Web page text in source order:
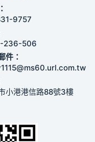
9757
236-506
件：
小港港信路88號3樓